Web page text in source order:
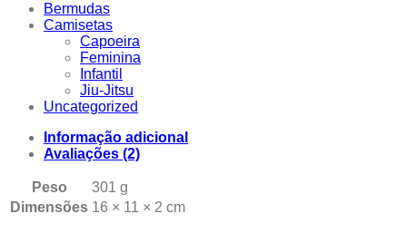
Bermudas
Camisetas
Capoeira
Feminina
Infantil
Jiu-Jitsu
Uncategorized
Informação adicional
Avaliações (2)
Peso
301 g
Dimensões 16 × 11 × 2 cm